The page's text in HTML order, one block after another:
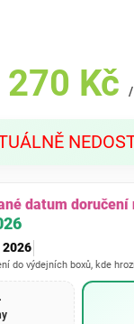
270 Kč
cena:
datum doručení
2026
do výdejních boxů, kde